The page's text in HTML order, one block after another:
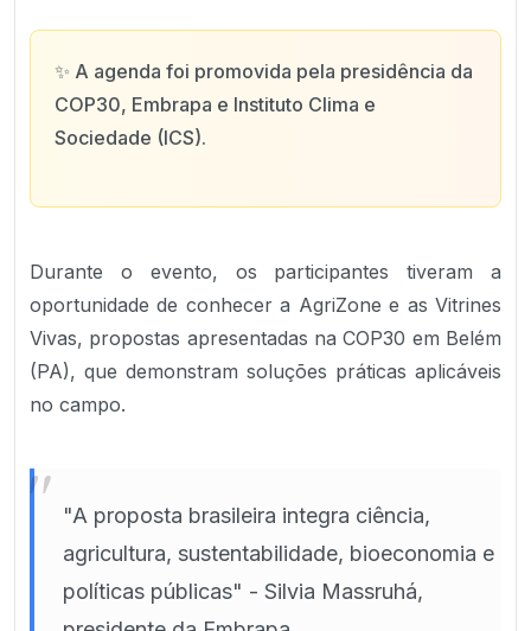
✨ A agenda foi promovida pela presidência da
COP30, Embrapa e Instituto Clima e
Sociedade (ICS).
Durante o evento, os participantes tiveram a
oportunidade de conhecer a AgriZone e as Vitrines
Vivas, propostas apresentadas na COP30 em Belém
(PA), que demonstram soluções práticas aplicáveis
no campo.
"
"A proposta brasileira integra ciência,
agricultura, sustentabilidade, bioeconomia e
políticas públicas" - Silvia Massruhá,